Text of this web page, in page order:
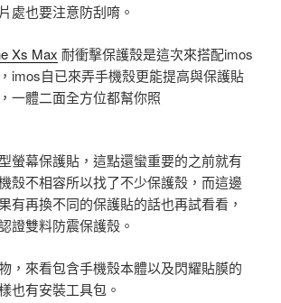
處也要注意防刮唷。
Xs Max 耐衝擊保護殼是這次來搭配imos
imos自已來弄手機殼更能提高與保護貼
一體二面全方位都幫你照
螢幕保護貼，這點還蠻重要的之前就有
殼不相容所以找了不少保護殼，而這邊
有再換不同的保護貼的話也再試看看，
證雙料防震保護殼。
，來看包含手機殼本體以及閃耀貼膜的
也有安裝工具包。